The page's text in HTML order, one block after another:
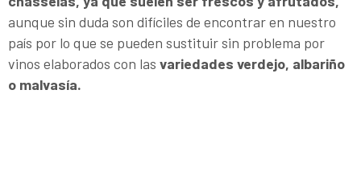
aunque sin duda son difíciles de encontrar en nuestro
país por lo que se pueden sustituir sin problema por
vinos elaborados con las variedades verdejo, albariño
o malvasía.